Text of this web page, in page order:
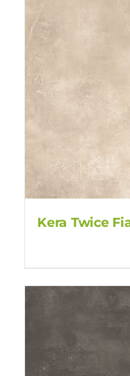
Kera Twice